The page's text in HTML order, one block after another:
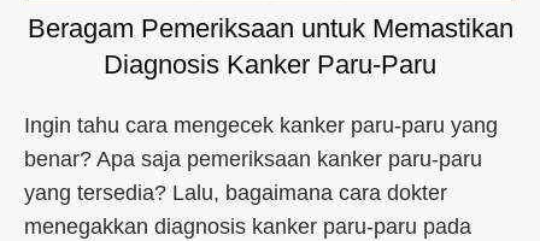
Beragam Pemeriksaan untuk Memastikan
Diagnosis Kanker Paru-Paru
Ingin tahu cara mengecek kanker paru-paru yang
benar? Apa saja pemeriksaan kanker paru-paru
yang tersedia? Lalu, bagaimana cara dokter
menegakkan diagnosis kanker paru-paru pada